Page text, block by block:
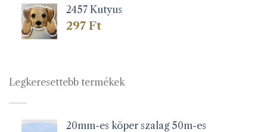
2457 Kutyus
297 Ft
Legkeresettebb termékek
20mm-es köper szalag 50m-es